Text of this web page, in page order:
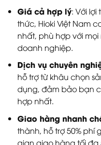
Giá cả hợp lý: Với lợi
thức, Hioki Việt Nam
nhất, phù hợp với
doanh nghiệp.
Dịch vụ chuyên
hỗ trợ từ khâu chọn
dụng, đảm bảo bạn
hợp nhất.
Giao hàng nhanh
thành, hỗ trợ 50% phí
gian giao hàng tối đa